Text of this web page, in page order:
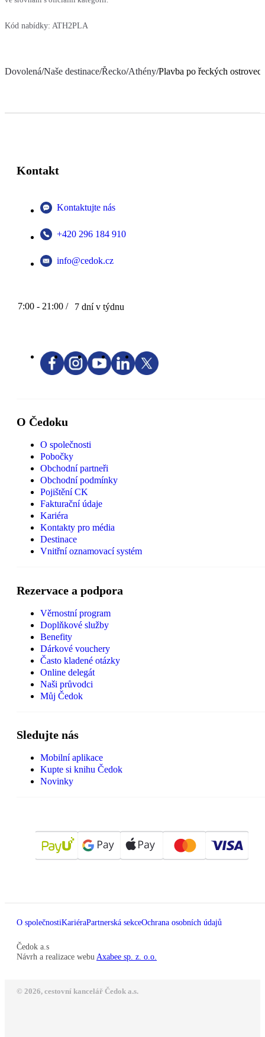
Kód nabídky: ATH2PLA
Dovolená/Naše destinace/Řecko/Athény/Plavba po řeckých
Kontakt
Kontaktujte nás
+420 296 184 910
info@cedok.cz
7:00 - 21:00 / 7 dní v týdnu
O Čedoku
O společnosti
Pobočky
Obchodní partneři
Obchodní podmínky
Pojištění CK
Fakturační údaje
Kariéra
Kontakty pro média
Destinace
Vnitřní oznamovací systém
Rezervace a podpora
Věrnostní program
Doplňkové služby
Benefity
Dárkové vouchery
Často kladené otázky
Online delegát
Naši průvodci
Můj Čedok
Sledujte nás
Mobilní aplikace
Kupte si knihu Čedok
Novinky
O společnostiKariéraPartnerská sekceOchrana osobních údajů
Čedok a.s
Návrh a realizace webu Axabee sp. z. o.o.
© 2026, cestovní kancelář Čedok a.s.